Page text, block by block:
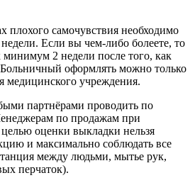
плохого самочувствия необходимо
Если вы чем-либо болеете, то
минимум 2 недели после того, как
оформлять можно только
медицинского учреждения.
партнёрами проводить по
по продажам при
оценки выкладки нельзя
и максимально соблюдать все
между людьми, мытье рук,
перчаток).